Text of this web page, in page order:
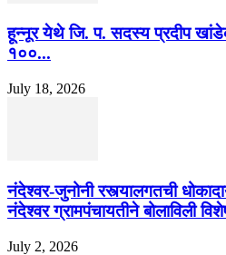
हून्नूर येथे जि. प. सदस्य प्रदीप
१००...
July 18, 2026
नंदेश्वर-जुनोनी रस्त्यालगतची
नंदेश्वर ग्रामपंचायतीने बोलाविली
July 2, 2026